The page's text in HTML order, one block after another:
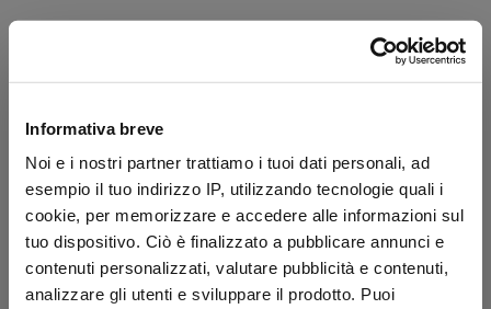
Informativa breve
Noi e i nostri partner trattiamo i tuoi dati personali, ad
esempio il tuo indirizzo IP, utilizzando tecnologie quali i
cookie, per memorizzare e accedere alle informazioni sul
tuo dispositivo. Ciò è finalizzato a pubblicare annunci e
contenuti personalizzati, valutare pubblicità e contenuti,
analizzare gli utenti e sviluppare il prodotto. Puoi